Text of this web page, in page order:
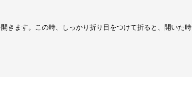
きます。この時、しっかり折り目をつけて折ると、開いた時